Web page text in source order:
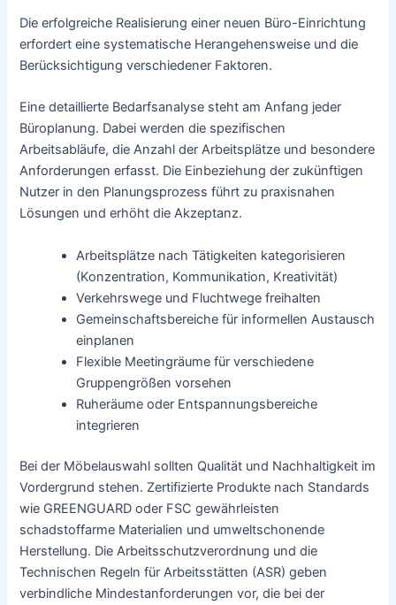
Die erfolgreiche Realisierung einer neuen Büro-Einrichtung
erfordert eine systematische Herangehensweise und die
Berücksichtigung verschiedener Faktoren.
Eine detaillierte Bedarfsanalyse steht am Anfang jeder
Büroplanung. Dabei werden die spezifischen
Arbeitsabläufe, die Anzahl der Arbeitsplätze und besondere
Anforderungen erfasst. Die Einbeziehung der zukünftigen
Nutzer in den Planungsprozess führt zu praxisnahen
Lösungen und erhöht die Akzeptanz.
Arbeitsplätze nach Tätigkeiten kategorisieren
(Konzentration, Kommunikation, Kreativität)
Verkehrswege und Fluchtwege freihalten
Gemeinschaftsbereiche für informellen Austausch
einplanen
Flexible Meetingräume für verschiedene
Gruppengrößen vorsehen
Ruheräume oder Entspannungsbereiche
integrieren
Bei der Möbelauswahl sollten Qualität und Nachhaltigkeit im
Vordergrund stehen. Zertifizierte Produkte nach Standards
wie GREENGUARD oder FSC gewährleisten
schadstoffarme Materialien und umweltschonende
Herstellung. Die Arbeitsschutzverordnung und die
Technischen Regeln für Arbeitsstätten (ASR) geben
verbindliche Mindestanforderungen vor, die bei der